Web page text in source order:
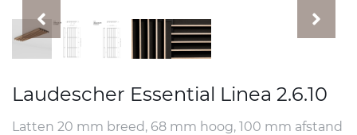
Oplossingen
Laudescher Essential Linea 2.6.10
Latten 20 mm breed, 68 mm hoog, 100 mm afstand